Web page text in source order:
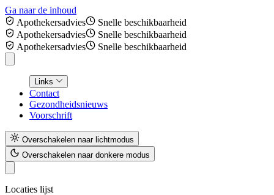
Ga naar de inhoud
Apothekersadvies
Snelle beschikbaarheid
Apothekersadvies
Snelle beschikbaarheid
Apothekersadvies
Snelle beschikbaarheid
Links
Contact
Gezondheidsnieuws
Voorschrift
Overschakelen naar lichtmodus
Overschakelen naar donkere modus
Locaties lijst